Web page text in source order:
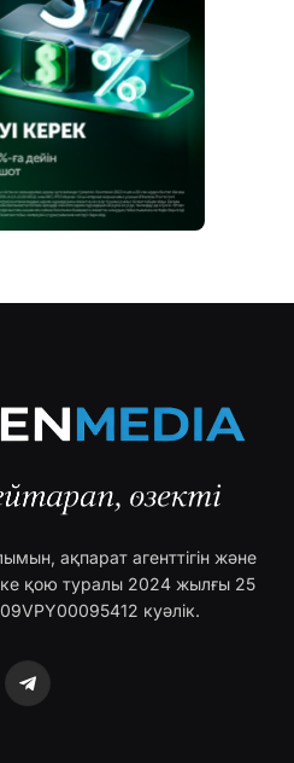
ақпарат агенттігін және
қою туралы 2024 жылғы 25
куәлік.
Telegram